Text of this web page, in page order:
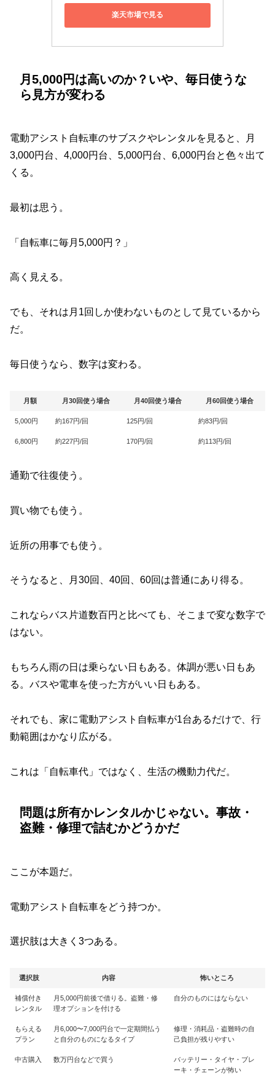
楽天市場で見る
月5,000円は高いのか？いや、毎日使うな
ら見方が変わる
電動アシスト自転車のサブスクやレンタルを見ると、月
3,000円台、4,000円台、5,000円台、6,000円台と色々出て
くる。
最初は思う。
「自転車に毎月5,000円？」
高く見える。
でも、それは月1回しか使わないものとして見ているから
だ。
毎日使うなら、数字は変わる。
月額 月30回使う場合 月40回使う場合 月60回使う場合
5,000円 約167円/回 125円/回 約83円/回
6,800円 約227円/回 170円/回 約113円/回
通勤で往復使う。
買い物でも使う。
近所の用事でも使う。
そうなると、月30回、40回、60回は普通にあり得る。
これならバス片道数百円と比べても、そこまで変な数字で
はない。
もちろん雨の日は乗らない日もある。体調が悪い日もあ
る。バスや電車を使った方がいい日もある。
それでも、家に電動アシスト自転車が1台あるだけで、行
動範囲はかなり広がる。
これは「自転車代」ではなく、生活の機動力代だ。
問題は所有かレンタルかじゃない。事故・
盗難・修理で詰むかどうかだ
ここが本題だ。
電動アシスト自転車をどう持つか。
選択肢は大きく3つある。
選択肢 内容 怖いところ
補償付き
レンタル
月5,000円前後で借りる。盗難・修
理オプションを付ける
自分のものにはならない
もらえる
プラン
月6,000〜7,000円台で一定期間払う
と自分のものになるタイプ
修理・消耗品・盗難時の自
己負担が残りやすい
中古購入 数万円台などで買う
バッテリー・タイヤ・ブレ
ーキ・チェーンが怖い